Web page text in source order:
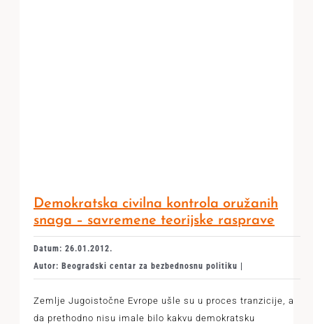
Demokratska civilna kontrola oružanih
snaga – savremene teorijske rasprave
Datum: 26.01.2012.
Autor: Beogradski centar za bezbednosnu politiku |
Zemlje Jugoistočne Evrope ušle su u proces tranzicije, a
da prethodno nisu imale bilo kakvu demokratsku